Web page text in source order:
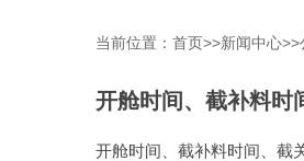
当前位置： 首页>>新闻中心>>
开舱时间、截补料时
开舱时间、截补料时间、截